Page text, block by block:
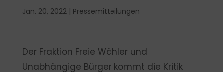
Jan. 20, 2022| Pressemitteilungen
Der Fraktion Freie Wähler und
Unabhängige Bürger kommt die Kritik